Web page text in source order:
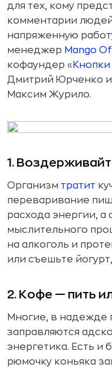
для тех, кому
комментарии
напряженную
менеджер Mango
кофаундер «
Дмитрий Юрченко и
Максим Журило.
1.
Организм тратит
переваривание
расхода энергии, а
мыслительного
на алкоголь и
или съешьте
2. Кофе — пить
Многие, в надежде
заправляются
энергетика. Есть и
рюмочку коньяка